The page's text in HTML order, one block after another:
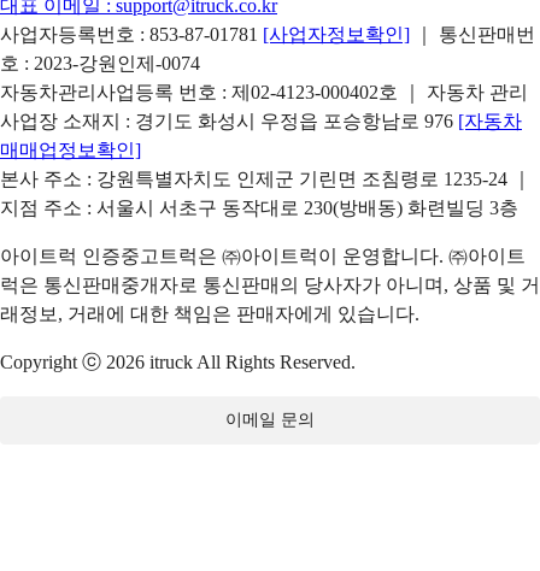
대표 이메일 : support@itruck.co.kr
사업자등록번호 : 853-87-01781 [사업자정보확인]
｜ 통신판매번
호 : 2023-강원인제-0074
자동차관리사업등록 번호 : 제02-4123-000402호 ｜ 자동차 관리
사업장 소재지 : 경기도 화성시 우정읍 포승항남로 976 [자동차
매매업정보확인]
본사 주소 : 강원특별자치도 인제군 기린면 조침령로 1235-24 ｜
지점 주소 : 서울시 서초구 동작대로 230(방배동) 화련빌딩 3층
아이트럭 인증중고트럭은 ㈜아이트럭이 운영합니다. ㈜아이트
럭은 통신판매중개자로 통신판매의 당사자가 아니며, 상품 및 거
래정보, 거래에 대한 책임은 판매자에게 있습니다.
Copyright ⓒ 2026 itruck All Rights Reserved.
이메일 문의